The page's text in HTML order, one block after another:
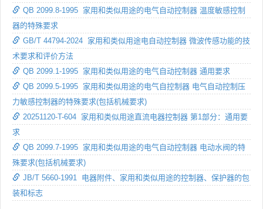
QB 2099.8-1995 家用和类似用途的电气自动控制器 温度敏感控制
器的特殊要求
GB/T 44794-2024 家用和类似用途电自动控制器 微波传感功能的技
术要求和评价方法
QB 2099.1-1995 家用和类似用途的电气自动控制器 通用要求
QB 2099.5-1995 家用和类似用途的电气自控制器 电气自动控制压
力敏感控制器的特殊要求(包括机械要求)
20251120-T-604 家用和类似用途直流电器控制器 第1部分：通用要
求
QB 2099.7-1995 家用和类似用途的电气自动控制器 电动水阀的特
殊要求(包括机械要求)
JB/T 5660-1991 电器附件、家用和类似用途的控制器、保护器的包
装和标志